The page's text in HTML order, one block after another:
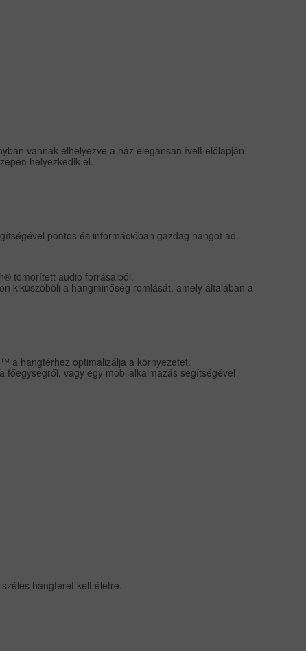
vannak elhelyezve a ház elegánsan ívelt előlapján.
helyezkedik el.
pontos és információban gazdag hangot ad.
tömörített audio forrásaiból.
kiküszöböli a hangminőség romlását, amely általában a
a hangtérhez optimalizálja a környezetet.
vagy egy mobilalkalmazás segítségével
hangteret kelt életre.